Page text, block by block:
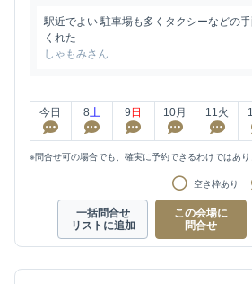
駅近でよい 駐車場も多くタクシーなどの
くれた
しゃもみさん
今日 8土 9 日 10月 11 火
※問合せ可の場合でも、確実に予約できるわけではあり
空き枠あり
一括問合せ
リストに追加
この会場に
問合せ